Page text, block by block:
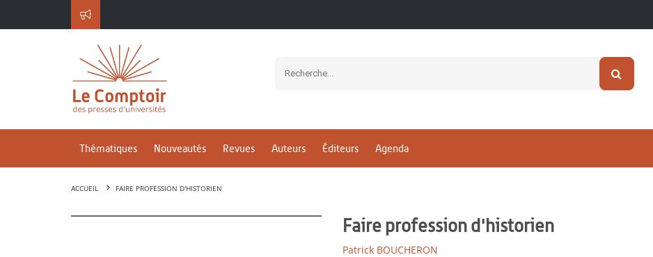
Thématiques Nouveautés Revues Auteurs Éditeurs Agenda
ACCUEIL FAIRE PROFESSION D'HISTORIEN
Faire profession d'historien
Patrick BOUCHERON